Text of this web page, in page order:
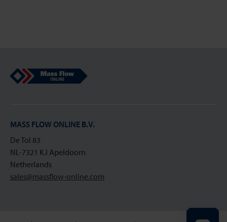
Mass Flow Online
MASS FLOW ONLINE B.V.
De Tol 83
NL-7321 KJ Apeldoorn
Netherlands
sales@massflow-online.com